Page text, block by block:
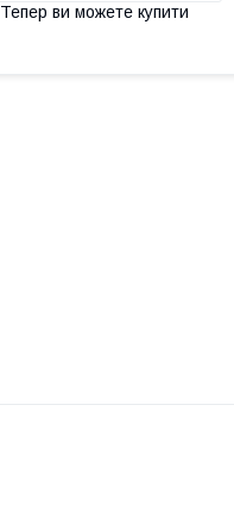
Тепер ви можете купити